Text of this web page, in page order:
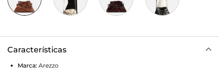
Características
Marca: Arezzo